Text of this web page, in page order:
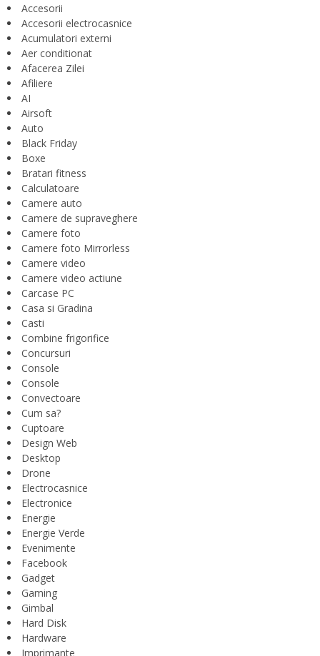
Accesorii
Accesorii electrocasnice
Acumulatori externi
Aer conditionat
Afacerea Zilei
Afiliere
AI
Airsoft
Auto
Black Friday
Boxe
Bratari fitness
Calculatoare
Camere auto
Camere de supraveghere
Camere foto
Camere foto Mirrorless
Camere video
Camere video actiune
Carcase PC
Casa si Gradina
Casti
Combine frigorifice
Concursuri
Console
Console
Convectoare
Cum sa?
Cuptoare
Design Web
Desktop
Drone
Electrocasnice
Electronice
Energie
Energie Verde
Evenimente
Facebook
Gadget
Gaming
Gimbal
Hard Disk
Hardware
Imprimante